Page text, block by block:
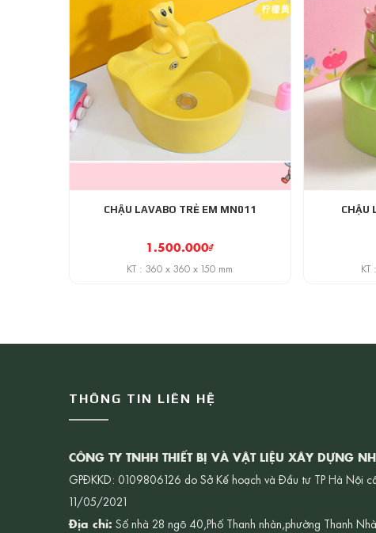
CHẬU LAVABO TRẺ EM MN011
1.500.000₫
KT : 360 x 360 x 150 mm
CHẬU
THÔNG TIN LIÊN HỆ
CÔNG TY TNHH THIẾT BỊ VÀ VẬT LIỆU XÂY DỰNG
GPĐKKD: 0109806126 do Sở Kế hoạch và Đầu tư TP Hà Nội
11/05/2021
Địa chỉ: Số nhà 28 ngõ 40,Phố Thanh nhàn,phường Thanh